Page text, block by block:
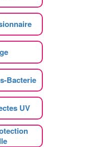
Bacterie
UV